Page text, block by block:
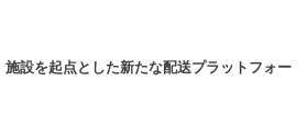
設を起点とした新たな配送プラットフォー